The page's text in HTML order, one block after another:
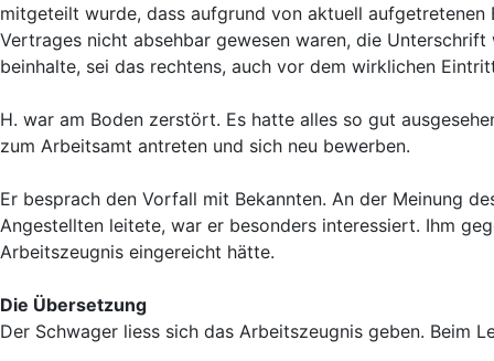
mitgeteilt wurde, dass aufgrund von aktuell
Vertrages nicht absehbar gewesen waren, die
beinhalte, sei das rechtens, auch vor dem wirklichen
H. war am Boden zerstört. Es hatte alles so gut
zum Arbeitsamt antreten und sich neu bewerben.
Er besprach den Vorfall mit Bekannten. An der Meinung
Angestellten leitete, war er besonders interessiert. Ihm
Arbeitszeugnis eingereicht hätte.
Die Übersetzung
Der Schwager liess sich das Arbeitszeugnis geben. Beim